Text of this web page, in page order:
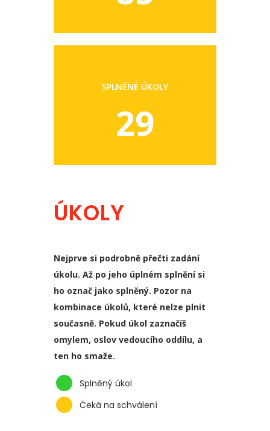
SPLNĚNÉ ÚKOLY
29
ÚKOLY
Nejprve si podrobně přečti zadání
úkolu. Až po jeho úplném splnění si
ho označ jako splněný. Pozor na
kombinace úkolů, které nelze plnit
současně. Pokud úkol zaznačíš
omylem, oslov vedoucího oddílu, a
ten ho smaže.
Splněný úkol
Čeká na schválení